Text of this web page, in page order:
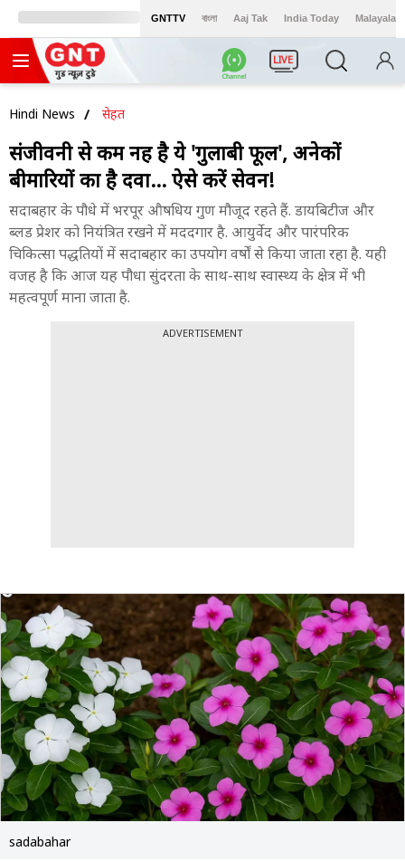
GNTTV বাংলা Aaj Tak India Today Malayalam
LIVE
Hindi News सेहत
संजीवनी से कम नहीं है ये 'गुलाबी फूल', अनेकों
बीमारियों का है दवा... ऐसे करें सेवन!
सदाबहार के पौधे में भरपूर औषधिय गुण मौजूद रहते हैं. डायबिटीज और
ब्लड प्रेशर को नियंत्रित रखने में मददगार है. आयुर्वेद और पारंपरिक
चिकित्सा पद्धतियों में सदाबहार का उपयोग वर्षों से किया जाता रहा है. यही
वजह है कि आज यह पौधा सुंदरता के साथ-साथ स्वास्थ्य के क्षेत्र में भी
महत्वपूर्ण माना जाता है.
ADVERTISEMENT
sadabahar